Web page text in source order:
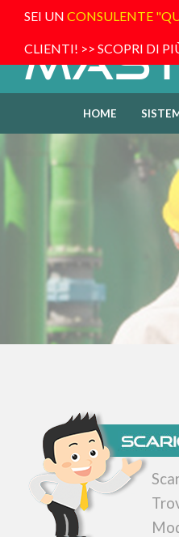
SEI UN CONSULENTE
CLIENTI! >> SCOPRI DI
HOME